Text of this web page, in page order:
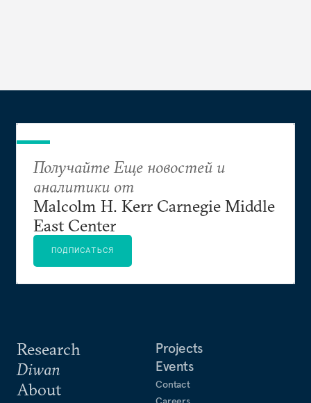
Research
Diwan
About
Projects
Events
Contact
Получайте Еще новостей и
аналитики от
Malcolm H. Kerr Carnegie Middle
East Center
ПОДПИСАТЬСЯ